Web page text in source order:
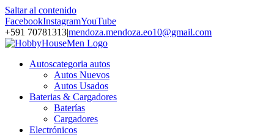
Saltar al contenido
FacebookInstagramYouTube
+591 70781313|mendoza.mendoza.eo10@gmail.com
Autoscategoria autos
Autos Nuevos
Autos Usados
Baterias & Cargadores
Baterías
Cargadores
Electrónicos